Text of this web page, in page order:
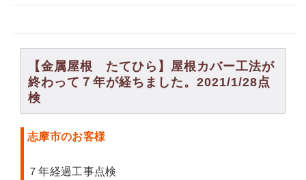
【金属屋根 たてひら】屋根カバー工法が
終わって７年が経ちました。2021/1/28点
検
志摩市のお客様
７年経過工事点検